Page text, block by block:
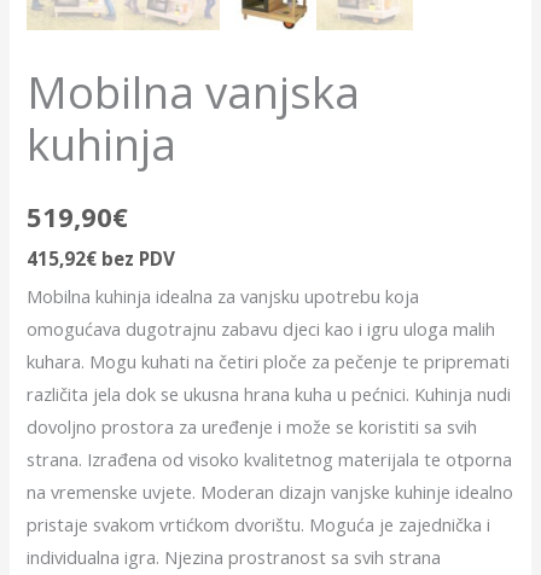
Mobilna vanjska
kuhinja
519,90€
415,92€ bez PDV
Mobilna kuhinja idealna za vanjsku upotrebu koja
omogućava dugotrajnu zabavu djeci kao i igru uloga malih
kuhara. Mogu kuhati na četiri ploče za pečenje te pripremati
različita jela dok se ukusna hrana kuha u pećnici. Kuhinja nudi
dovoljno prostora za uređenje i može se koristiti sa svih
strana. Izrađena od visoko kvalitetnog materijala te otporna
na vremenske uvjete. Moderan dizajn vanjske kuhinje idealno
pristaje svakom vrtićkom dvorištu. Moguća je zajednička i
individualna igra. Njezina prostranost sa svih strana